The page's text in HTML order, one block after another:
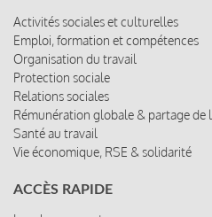
Activités sociales et culturelles
Emploi, formation et compétences
Organisation du travail
Protection sociale
Relations sociales
Rémunération globale & partage de
Santé au travail
Vie économique, RSE & solidarité
ACCÈS RAPIDE